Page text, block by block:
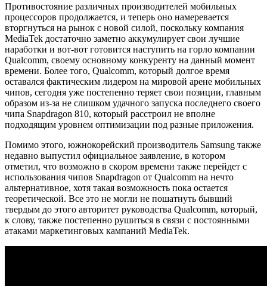
Противостояние различных производителей мобильных
процессоров продолжается, и теперь оно намеревается
вторгнуться на рынок с новой силой, поскольку компания
MediaTek достаточно заметно аккумулирует свои лучшие
наработки и вот-вот готовится наступить на горло компании
Qualcomm, своему основному конкуренту на данный момент
времени. Более того, Qualcomm, который долгое время
оставался фактическим лидером на мировой арене мобильных
чипов, сегодня уже постепенно теряет свои позиции, главным
образом из-за не слишком удачного запуска последнего своего
чипа Snapdragon 810, который расстроил не вполне
подходящим уровнем оптимизации под разные приложения.
Помимо этого, южнокорейский производитель Samsung также
недавно выпустил официальное заявление, в котором
отметил, что возможно в скором времени также перейдет с
использования чипов Snapdragon от Qualcomm на нечто
альтернативное, хотя такая возможность пока остается
теоретической. Все это не могли не пошатнуть бывший
твердым до этого авторитет руководства Qualcomm, который,
к слову, также постепенно рушиться в связи с постоянными
атаками маркетинговых кампаний MediaTek.